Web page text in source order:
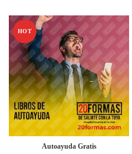
HOT
Autoayuda Gratis